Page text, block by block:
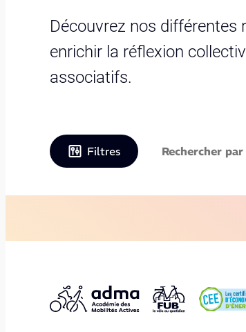
Découvrez nos différentes
enrichir la réflexion
associatifs.
Filtres